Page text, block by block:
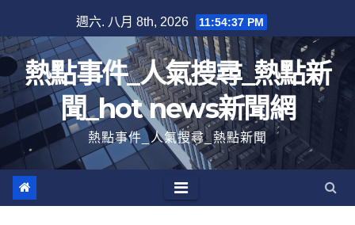
至
內
容
週六. 八月 8th, 2026 11:54:38 PM
熱點事件_人氣搜尋_熱點新
聞_hot news新聞網
熱點事件_人氣搜尋_熱點新聞